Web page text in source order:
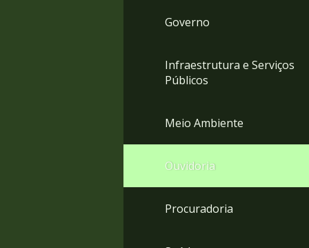
Governo
Infraestrutura e Serviços
Públicos
Meio Ambiente
Ouvidoria
Procuradoria